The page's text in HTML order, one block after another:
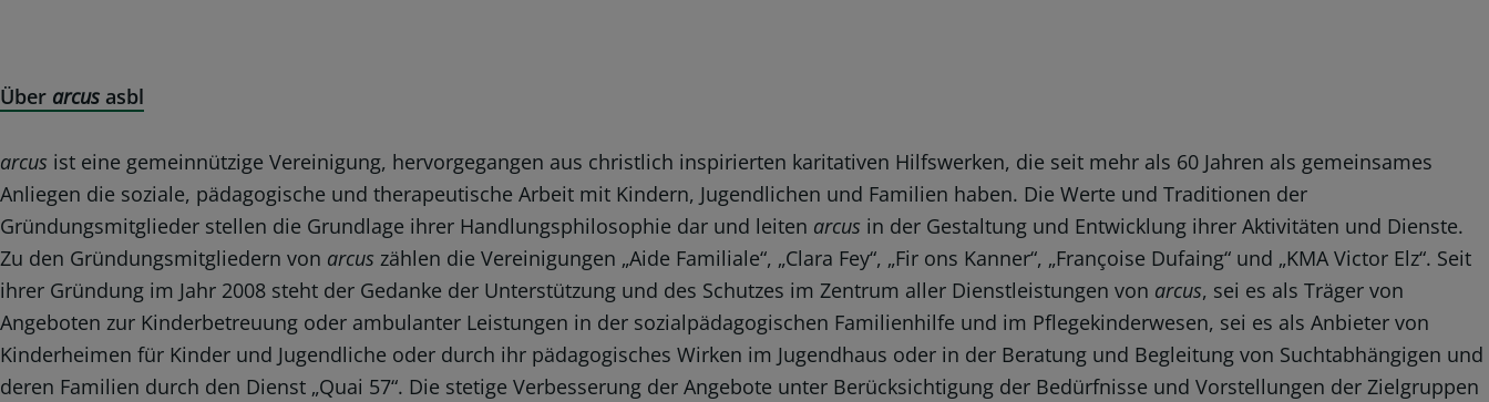
Über arcus asbl
arcus ist eine gemeinnützige Vereinigung, hervorgegangen aus christlich inspirierten karitativen Hilfswerken, die seit mehr als 60 Jahren als gemeinsames
Anliegen die soziale, pädagogische und therapeutische Arbeit mit Kindern, Jugendlichen und Familien haben. Die Werte und Traditionen der
Gründungsmitglieder stellen die Grundlage ihrer Handlungsphilosophie dar und leiten arcus in der Gestaltung und Entwicklung ihrer Aktivitäten und Dienste.
Zu den Gründungsmitgliedern von arcus zählen die Vereinigungen „Aide Familiale“, „Clara Fey“, „Fir ons Kanner“, „Françoise Dufaing“ und „KMA Victor Elz“. Seit
ihrer Gründung im Jahr 2008 steht der Gedanke der Unterstützung und des Schutzes im Zentrum aller Dienstleistungen von arcus, sei es als Träger von
Angeboten zur Kinderbetreuung oder ambulanter Leistungen in der sozialpädagogischen Familienhilfe und im Pflegekinderwesen, sei es als Anbieter von
Kinderheimen für Kinder und Jugendliche oder durch ihr pädagogisches Wirken im Jugendhaus oder in der Beratung und Begleitung von Suchtabhängigen und
deren Familien durch den Dienst „Quai 57“. Die stetige Verbesserung der Angebote unter Berücksichtigung der Bedürfnisse und Vorstellungen der Zielgruppen